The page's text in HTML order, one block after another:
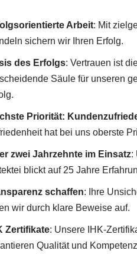
Arbeit: Mit
sichern wir Ihren Erfolg.
des Erfolgs: Vertrauen ist
Säule für unseren
Priorität:
hat bei uns oberste
zwei Jahrzehnte im Einsatz:
blickt auf 25 Jahre
schaffen: Ihre
wir durch klare Beweise auf.
Zertifikate: Unsere IHK-
Qualität und